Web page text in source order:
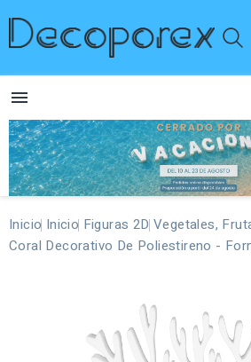

Inicio Inicio Figuras 2D Vegetales,
Coral Decorativo De Poliestireno -